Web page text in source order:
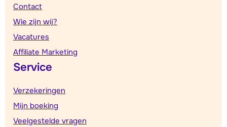
Contact
Wie zijn wij?
Vacatures
Affiliate Marketing
Service
Verzekeringen
Mijn boeking
Veelgestelde vragen